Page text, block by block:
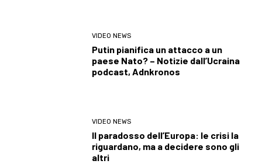
VIDEO NEWS
Putin pianifica un attacco a un
paese Nato? – Notizie dall’Ucraina
podcast, Adnkronos
VIDEO NEWS
Il paradosso dell’Europa: le crisi la
riguardano, ma a decidere sono gli
altri